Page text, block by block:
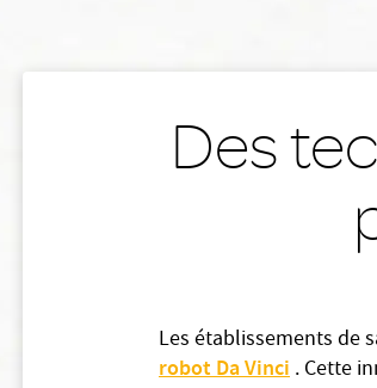
Des
Les établissements de
robot Da Vinci. Cette